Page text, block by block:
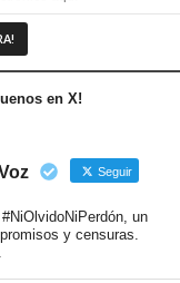
en X!
Seguir
un
y censuras.